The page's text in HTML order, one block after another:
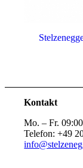
Kontakt
Mo. – Fr.
Telefon: +49